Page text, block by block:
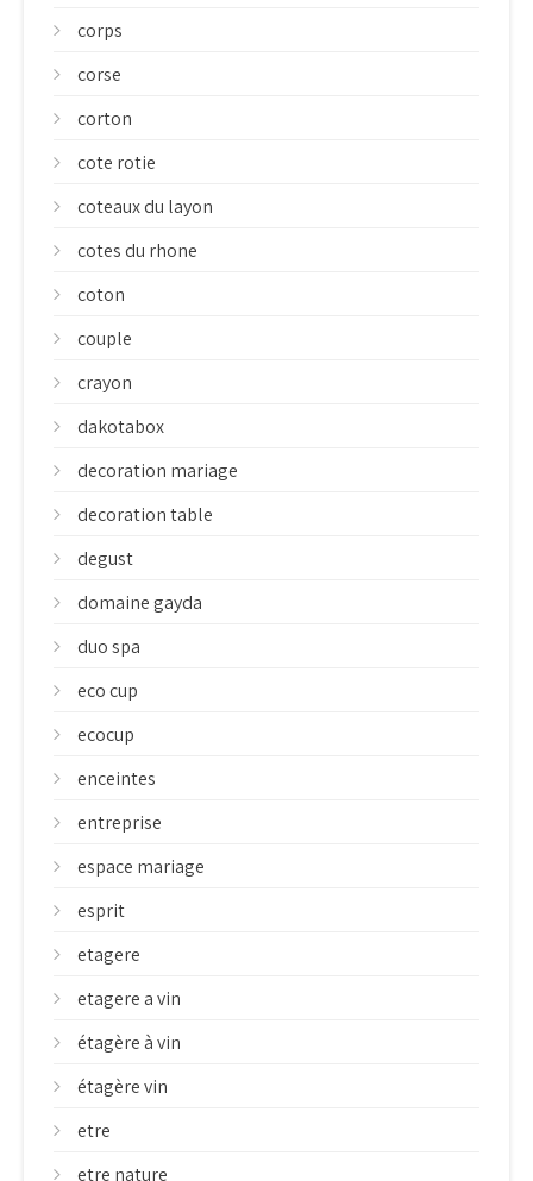
corps
corse
corton
cote rotie
coteaux du layon
cotes du rhone
coton
couple
crayon
dakotabox
decoration mariage
decoration table
degust
domaine gayda
duo spa
eco cup
ecocup
enceintes
entreprise
espace mariage
esprit
etagere
etagere a vin
étagère à vin
étagère vin
etre
etre nature